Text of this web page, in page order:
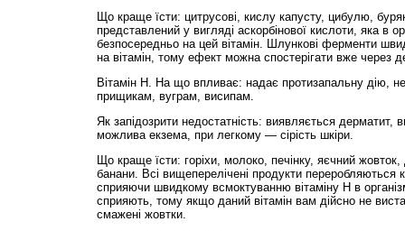
Що краще їсти: цитрусові, кислу капусту, цибулю,
представлений у вигляді аскорбінової кислоти, яка в
безпосередньо на цей вітамін. Шлункові ферменти
на вітамін, тому ефект можна спостерігати вже через
Вітамін Н. На що впливає: надає протизапальну дію,
прищикам, вуграм, висипам.
Як запідозрити недостатність: виявляється дерматит,
можлива екзема, при легкому — сірість шкіри.
Що краще їсти: горіхи, молоко, печінку, яєчний жовток,
банани. Всі вищеперелічені продукти переробляються
сприяючи швидкому всмоктуванню вітаміну Н в
сприяють, тому якщо даний вітамін вам дійсно не
смажені жовтки.